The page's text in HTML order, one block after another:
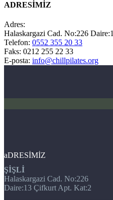
ADRESİMİZ
Adres:
Halaskargazi Cad. No:226
Telefon: 0552 355 20 33
Faks: 0212 255 22 33
E-posta: info@chillpilates.org
aDRESİMİZ
ŞİŞLİ
Halaskargazi Cad. No:226
Daire:13 Çifkurt Apt. Kat:2